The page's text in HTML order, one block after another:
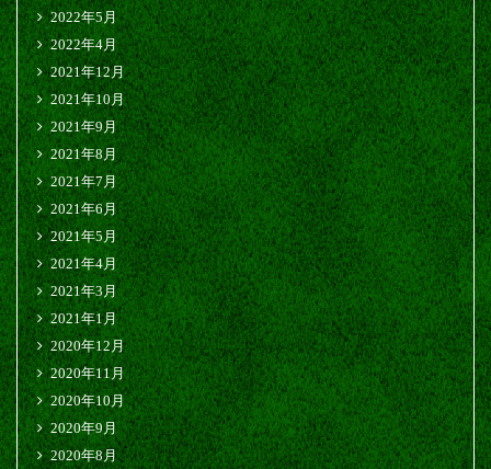
2022年5月
2022年4月
2021年12月
2021年10月
2021年9月
2021年8月
2021年7月
2021年6月
2021年5月
2021年4月
2021年3月
2021年1月
2020年12月
2020年11月
2020年10月
2020年9月
2020年8月